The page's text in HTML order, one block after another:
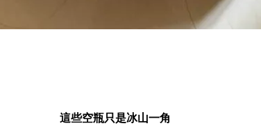
這些空瓶只是冰山一角